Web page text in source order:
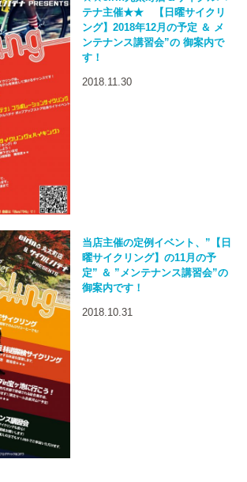
テナ主催★★ 【日曜サイクリ
ング】2018年12月の予定 ＆ メ
ンテナンス講習会”の 御案内で
す！
2018.11.30
当店主催の定例イベント、”【日
曜サイクリング】の11月の予
定” ＆ ”メンテナンス講習会”の
御案内です！
2018.10.31